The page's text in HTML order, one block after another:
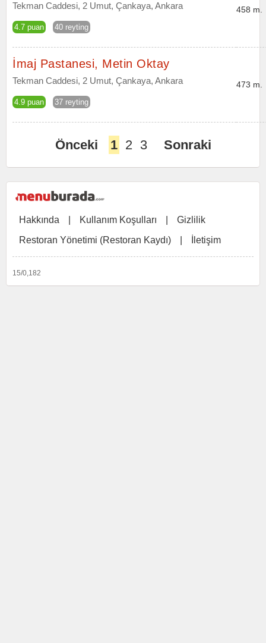
Tekman Caddesi, 2 Umut, Çankaya, Ankara
4.7 puan 40 reyting
458 m.
İmaj Pastanesi, Metin Oktay
Tekman Caddesi, 2 Umut, Çankaya, Ankara
4.9 puan 37 reyting
473 m.
Önceki 1 2 3 Sonraki
Hakkında Kullanım Koşulları
Gizlilik
Restoran Yönetimi (Restoran Kaydı)
İletişim
15/0,182